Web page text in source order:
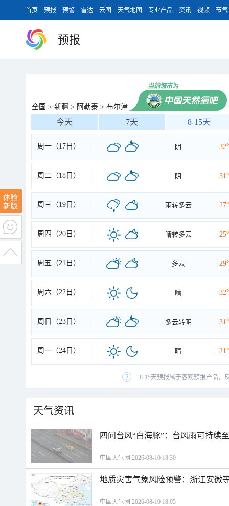
首页 预报 预警 雷达 云图 天气地图 专业产品 资讯 视频 节气
预报
全国 > 新疆 > 阿勒泰 > 布尔津
今天 7天 8-15天
周一（17日） 阴
周二（18日） 阴
周三（19日） 雨转多云
周四（20日） 晴转多云
周五（21日） 多云
周六（22日） 晴
周日（23日） 多云转阴
周一（24日） 晴
8-15天预报属于客观预报产品，
天气资讯
四问台风“白海豚”：台风雨可持续
中国天气网 2026-08-10 18:30
地质灾害气象风险预警：浙江安徽
中国天气网 2026-08-10 18:05